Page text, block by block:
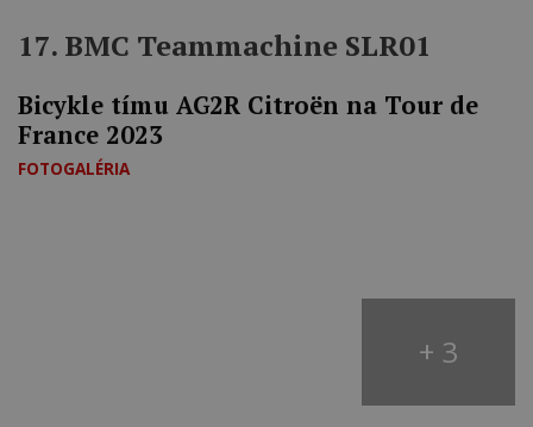
17. BMC Teammachine SLR01
Bicykle tímu AG2R Citroën na Tour de
France 2023
FOTOGALÉRIA
+ 3